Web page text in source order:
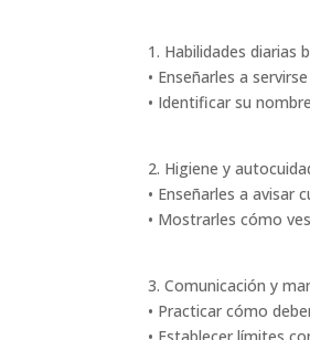
1. Habilidades diarias
• Enseñarles a
• Identificar su
2. Higiene y
• Enseñarles a avisar
• Mostrarles cómo
3. Comunicación y
• Practicar cómo